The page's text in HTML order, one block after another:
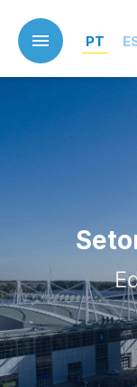
main
content
PT